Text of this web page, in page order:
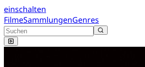
einschalten
FilmeSammlungenGenres